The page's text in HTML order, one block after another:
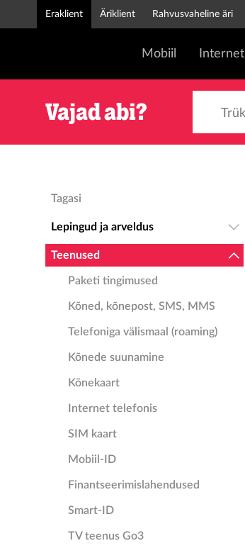
Eraklient Äriklient Rahvusvaheline äri
Mobiil Internet
Vajad abi?
Tagasi
Lepingud ja arveldus
Teenused
Paketi tingimused
Kõned, kõnepost, SMS, MMS
Telefoniga välismaal (roaming)
Kõnede suunamine
Kõnekaart
Internet telefonis
SIM kaart
Mobiil-ID
Finantseerimislahendused
Smart-ID
TV teenus Go3